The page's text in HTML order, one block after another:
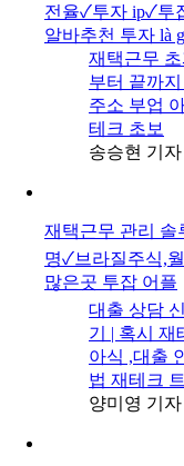
전율✓투자 ip✓투
알바추천 투자 là
재택근무
부터 끝까
주소 부업
테크 초보
송승현 기자
재택근무 관리 솔
명✓브라질주식,
많은곳 투잡 어플
대출 상담
기 | 혹시 재
아식 ,대출
법 재테크
양미영 기자